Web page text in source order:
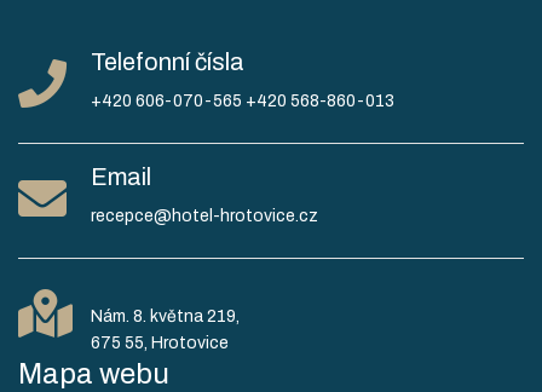
Mapa webu
Telefonní čísla
+420 606-070-565 +420 568-860-013
Email
recepce@hotel-hrotovice.cz
Nám. 8. května 219,